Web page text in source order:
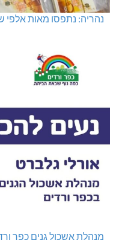
נהריה: נתפסו מאות אלפי
מנהלת אשכול גנים כפר